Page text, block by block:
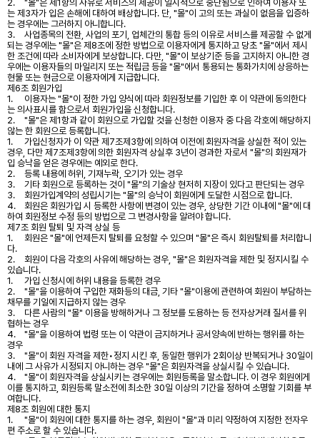
2.
"몰"은 제1항의 사유로 서비스의 제공이 일시적으로 중단됨으로 인하여 이용자 또
는 제3자가 입은 손해에 대하여 배상합니다. 단, "몰"이 고의 또는 과실이 없음을 입증하
는 경우에는 그러하지 아니합니다.
3.
사업종목의 전환, 사업의 포기, 업체간의 통합 등의 이유로 서비스를 제공할 수 없게
되는 경우에는 "몰"은 제8조에 정한 방법으로 이용자에게 통지하고 당초 "몰"에서 제시
한 조건에 따라 소비자에게 보상합니다. 다만, "몰"이 보상기준 등을 고지하지 아니한 경
우에는 이용자들의 마일리지 또는 적립금 등을 "몰"에서 통용되는 통화가치에 상응하는
현물 또는 현금으로 이용자에게 지급합니다.
제6조 회원가입
1.
이용자는 "몰"이 정한 가입 양식에 따라 회원정보를 기입한 후 이 약관에 동의한다
는 의사표시를 함으로서 회원가입을 신청합니다.
2.
"몰"은 제1항과 같이 회원으로 가입할 것을 신청한 이용자 중 다음 각호에 해당하지
않는 한 회원으로 등록합니다.
1.
가입신청자가 이 약관 제7조제3항에 의하여 이전에 회원자격을 상실한 적이 있는
경우, 다만 제7조제3항에 의한 회원자격 상실후 3년이 경과한 자로서 "몰"의 회원재가
입 승낙을 얻은 경우에는 예외로 한다.
2.
등록 내용에 허위, 기재누락, 오기가 있는 경우
3.
기타 회원으로 등록하는 것이 "몰"의 기술상 현저히 지장이 있다고 판단되는 경우
3.
회원가입계약의 성립시기는 "몰"의 승낙이 회원에게 도달한 시점으로 합니다.
4.
회원은 회원가입 시 등록한 사항에 변경이 있는 경우, 상당한 기간 이내에 "몰"에 대
하여 회원정보 수정 등의 방법으로 그 변경사항을 알려야 합니다.
제7조 회원 탈퇴 및 자격 상실 등
1.
회원은 "몰"에 언제든지 탈퇴를 요청할 수 있으며 "몰"은 즉시 회원탈퇴를 처리합니
다.
2.
회원이 다음 각호의 사유에 해당하는 경우, "몰"은 회원자격을 제한 및 정지시킬 수
있습니다.
1.
가입 신청시에 허위 내용을 등록한 경우
2.
"몰"을 이용하여 구입한 재화등의 대금, 기타 "몰"이용에 관련하여 회원이 부담하는
채무를 기일에 지급하지 않는 경우
3.
다른 사람의 "몰" 이용을 방해하거나 그 정보를 도용하는 등 전자상거래 질서를 위
협하는 경우
4.
"몰"을 이용하여 법령 또는 이 약관이 금지하거나 공서양속에 반하는 행위를 하는
경우
3.
"몰"이 회원 자격을 제한•정지 시킨 후, 동일한 행위가 2회이상 반복되거나 30일이
내에 그 사유가 시정되지 아니하는 경우 "몰"은 회원자격을 상실시킬 수 있습니다.
4.
"몰"이 회원자격을 상실시키는 경우에는 회원등록을 말소합니다. 이 경우 회원에게
이를 통지하고, 회원등록 말소전에 최소한 30일 이상의 기간을 정하여 소명할 기회를 부
여합니다.
제8조 회원에 대한 통지
1.
"몰"이 회원에 대한 통지를 하는 경우, 회원이 "몰"과 미리 약정하여 지정한 전자우
편 주소로 할 수 있습니다.